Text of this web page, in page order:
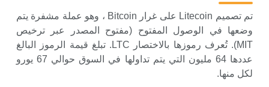
تم تصميم Litecoin على غرار Bitcoin ، وهو عملة مشفرة يتم
وضعها في الوصول المفتوح (مفتوح المصدر عبر ترخيص
MIT). تُعرف رموزها بالاختصار LTC. تبلغ قيمة الرموز البالغ
عددها 64 مليون التي يتم تداولها في السوق حوالي 67 يورو
لكل منها.